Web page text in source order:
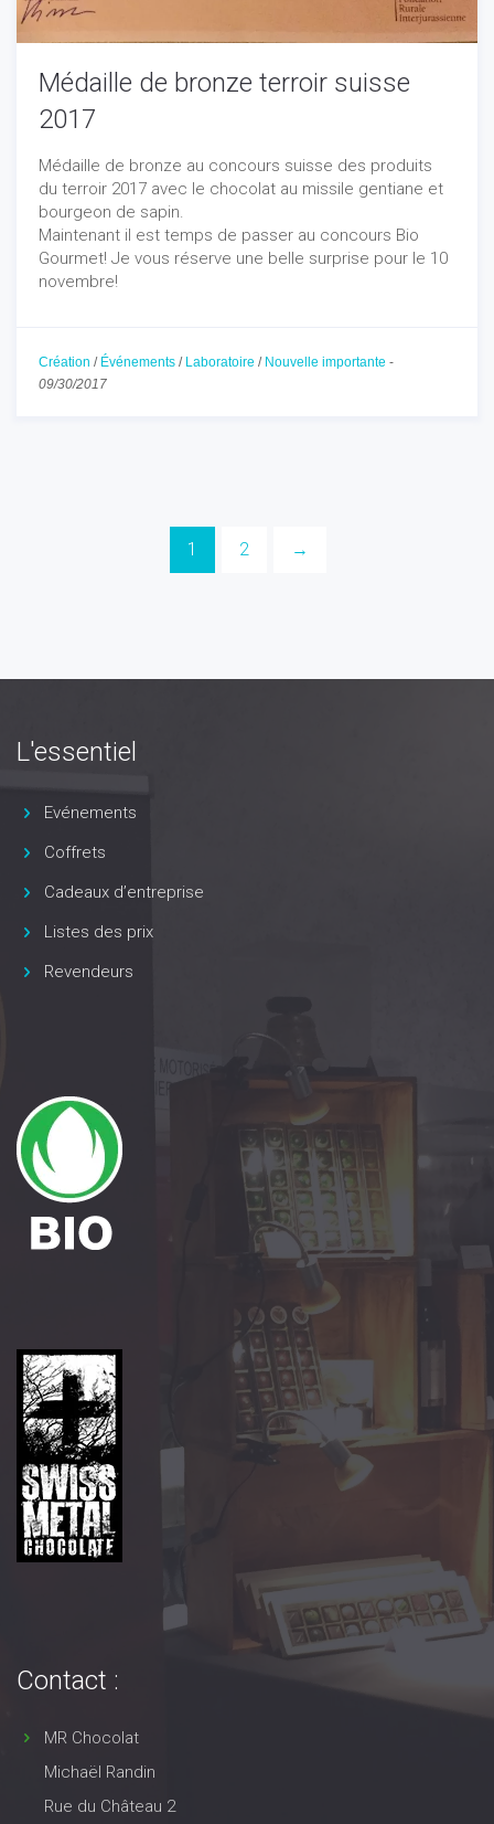
Médaille de bronze terroir suisse
2017
Médaille de bronze au concours suisse des produits
du terroir 2017 avec le chocolat au missile gentiane et
bourgeon de sapin.
Maintenant il est temps de passer au concours Bio
Gourmet! Je vous réserve une belle surprise pour le 10
novembre!
Création / Événements / Laboratoire / Nouvelle importante -
09/30/2017
1 2 →
L'essentiel
Evénements
Coffrets
Cadeaux d’entreprise
Listes des prix
Revendeurs
Contact :
MR Chocolat
Michaël Randin
Rue du Château 2